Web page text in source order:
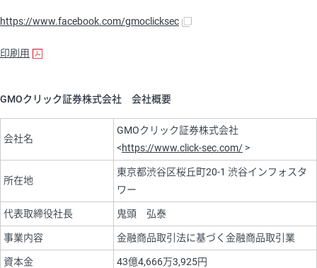
https://www.facebook.com/gmoclicksec
印刷用
GMOクリック証券株式会社 会社概要
会社名
GMOクリック証券株式会社
<https://www.click-sec.com/ >
所在地
東京都渋谷区桜丘町20-1 渋谷インフォスタ
ワー
代表取締役社長 鬼頭 弘泰
事業内容 金融商品取引法に基づく金融商品取引業
資本金 43億4,666万3,925円